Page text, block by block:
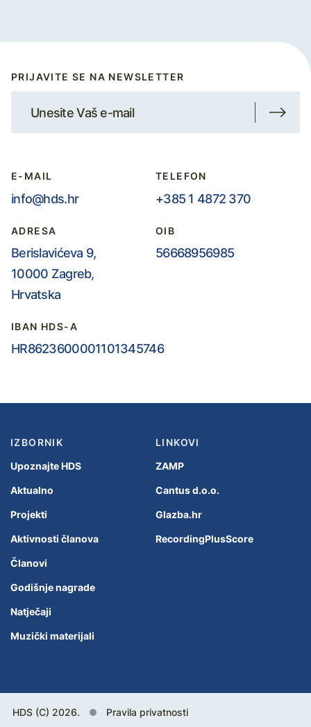
PRIJAVITE SE NA NEWSLETTER
E-MAIL
info@hds.hr
TELEFON
+385 1 4872 370
ADRESA
Berislavićeva 9,
10000 Zagreb,
Hrvatska
OIB
56668956985
IBAN HDS-A
HR8623600001101345746
IZBORNIK
Upoznajte HDS
Aktualno
Projekti
Aktivnosti članova
Članovi
Godišnje nagrade
Natječaji
Muzički materijali
LINKOVI
ZAMP
Cantus d.o.o.
Glazba.hr
RecordingPlusScore
HDS (C) 2026. Pravila privatnosti